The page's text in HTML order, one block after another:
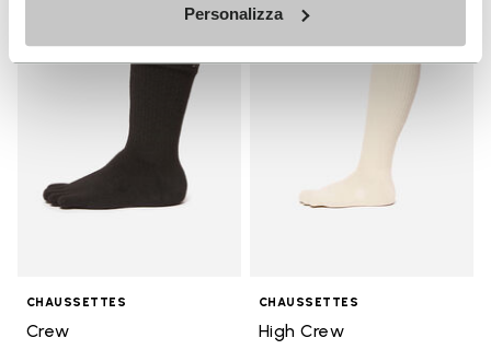
Personalizza
Add to wishlist
CHAUSSETTES
Crew
CHAUSSETTES
High Crew